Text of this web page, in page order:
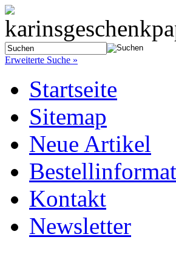
Erweiterte Suche »
Startseite
Sitemap
Neue Artikel
Kontakt
Newsletter